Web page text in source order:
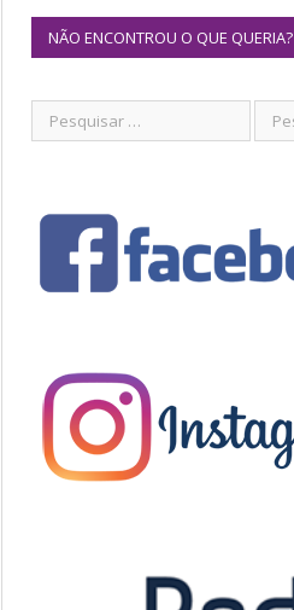
NÃO ENCONTROU O QUE QUERIA?